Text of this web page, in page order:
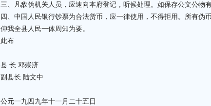
三、凡敌伪机关人员，应速向本府登记，听候处理。如保存公文公物
四、中国人民银行钞票为合法货币，应一律使用，不得拒用。所有伪
仰我全县人民一体周知为要。
此布
县 长 邓崇济
副县长 陆文中
公元一九四九年十一月二十五日